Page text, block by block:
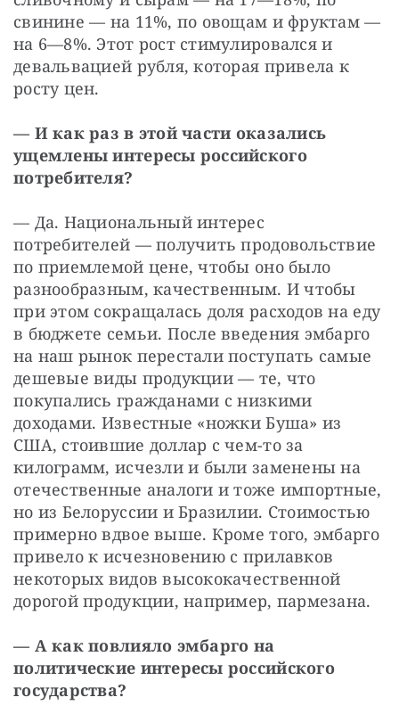
свинине — на 11%, по овощам и фруктам —
на 6—8%. Этот рост стимулировался и
девальвацией рубля, которая привела к
росту цен.
— И как раз в этой части оказались
ущемлены интересы российского
потребителя?
— Да. Национальный интерес
потребителей — получить продовольствие
по приемлемой цене, чтобы оно было
разнообразным, качественным. И чтобы
при этом сокращалась доля расходов на еду
в бюджете семьи. После введения эмбарго
на наш рынок перестали поступать самые
дешевые виды продукции — те, что
покупались гражданами с низкими
доходами. Известные «ножки Буша» из
США, стоившие доллар с чем-то за
килограмм, исчезли и были заменены на
отечественные аналоги и тоже импортные,
но из Белоруссии и Бразилии. Стоимостью
примерно вдвое выше. Кроме того, эмбарго
привело к исчезновению с прилавков
некоторых видов высококачественной
дорогой продукции, например, пармезана.
— А как повлияло эмбарго на
политические интересы российского
государства?